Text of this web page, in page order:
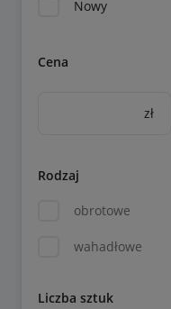
Nowy
Cena
zł
Rodzaj
obrotowe
wahadłowe
Liczba sztuk